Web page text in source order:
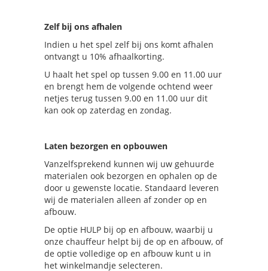
Zelf bij ons afhalen
Indien u het spel zelf bij ons komt afhalen
ontvangt u 10% afhaalkorting.
U haalt het spel op tussen 9.00 en 11.00 uur
en brengt hem de volgende ochtend weer
netjes terug tussen 9.00 en 11.00 uur dit
kan ook op zaterdag en zondag.
Laten bezorgen en opbouwen
Vanzelfsprekend kunnen wij uw gehuurde
materialen ook bezorgen en ophalen op de
door u gewenste locatie. Standaard leveren
wij de materialen alleen af zonder op en
afbouw.
De optie HULP bij op en afbouw, waarbij u
onze chauffeur helpt bij de op en afbouw, of
de optie volledige op en afbouw kunt u in
het winkelmandje selecteren.